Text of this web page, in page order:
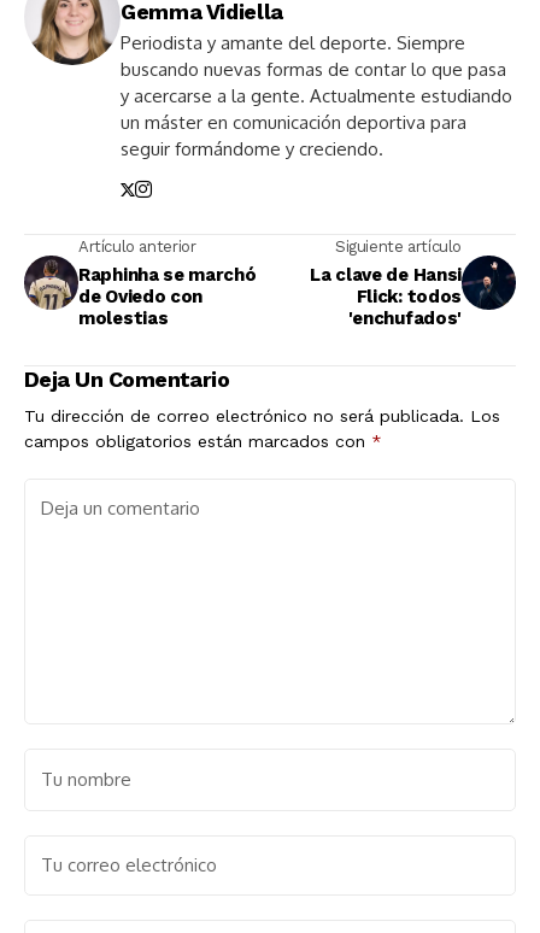
Gemma Vidiella
Periodista y amante del deporte. Siempre
buscando nuevas formas de contar lo que pasa
y acercarse a la gente. Actualmente estudiando
un máster en comunicación deportiva para
seguir formándome y creciendo.
Artículo anterior
Raphinha se marchó
de Oviedo con
molestias
Siguiente artículo
La clave de Hansi
Flick: todos
'enchufados'
Deja Un Comentario
Tu dirección de correo electrónico no será publicada. Los
campos obligatorios están marcados con *